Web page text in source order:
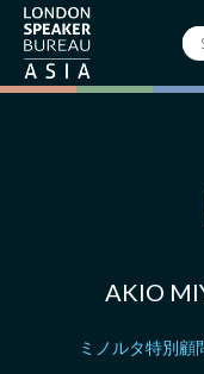
AKIO
ミノルタ特別顧